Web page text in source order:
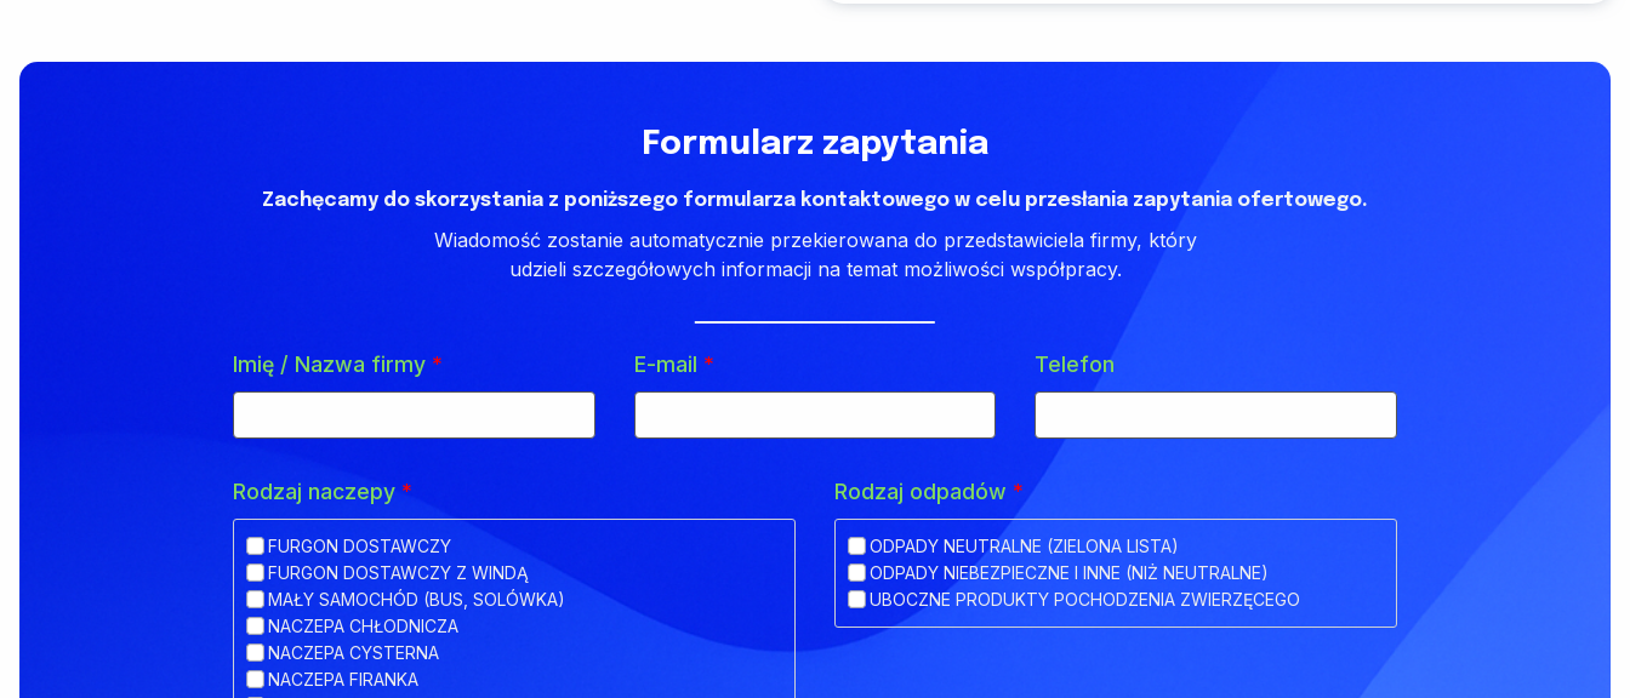
Formularz zapytania
Zachęcamy do skorzystania z poniższego formularza kontaktowego w celu przesłania zapytania ofertowego.
Wiadomość zostanie automatycznie przekierowana do przedstawiciela firmy, który
udzieli szczegółowych informacji na temat możliwości współpracy.
Imię / Nazwa firmy * E-mail * Telefon
Rodzaj naczepy *
FURGON DOSTAWCZY
FURGON DOSTAWCZY Z WINDĄ
MAŁY SAMOCHÓD (BUS, SOLÓWKA)
NACZEPA CHŁODNICZA
NACZEPA CYSTERNA
NACZEPA FIRANKA
Rodzaj odpadów *
ODPADY NEUTRALNE (ZIELONA LISTA)
ODPADY NIEBEZPIECZNE I INNE (NIŻ NEUTRALNE)
UBOCZNE PRODUKTY POCHODZENIA ZWIERZĘCEGO